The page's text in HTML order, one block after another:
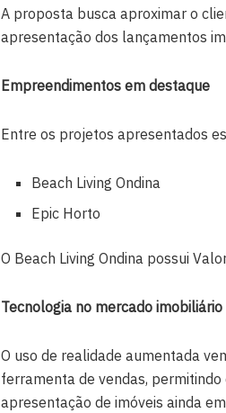
A proposta busca aproximar o
apresentação dos lançamentos
Empreendimentos em destaque
Entre os projetos apresentados
Beach Living Ondina
Epic Horto
O Beach Living Ondina possui
Tecnologia no mercado imobiliário
O uso de realidade aumentada
ferramenta de vendas,
apresentação de imóveis ainda